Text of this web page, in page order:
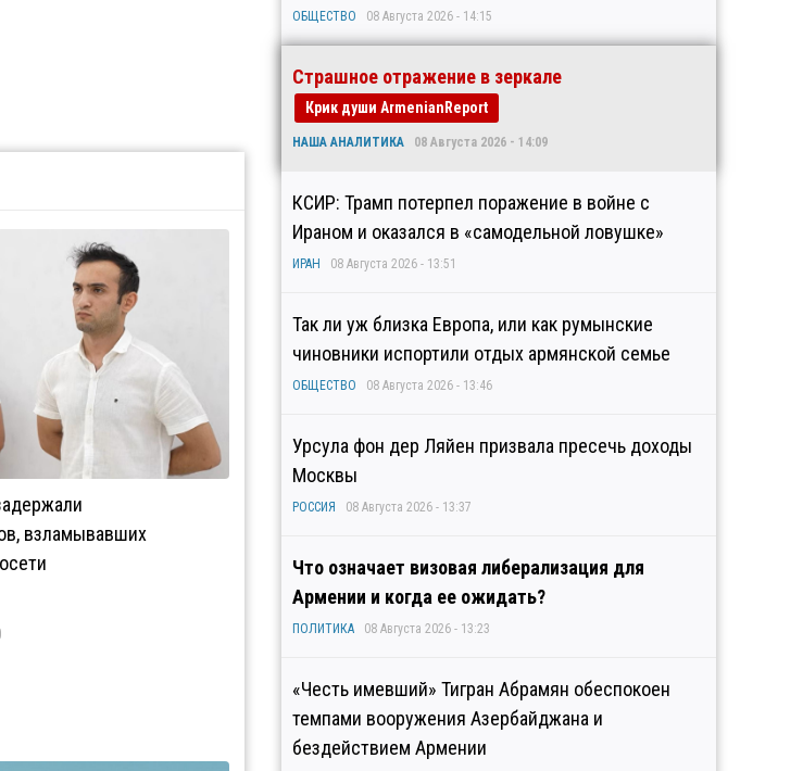
взламывавших
ОБЩЕСТВО 08 Августа 2026 - 14:15
Страшное отражение в зеркале
Крик души ArmenianReport
НАША АНАЛИТИКА 08 Августа 2026 - 14:09
КСИР: Трамп потерпел поражение в войне с
Ираном и оказался в «самодельной ловушке»
ИРАН 08 Августа 2026 - 13:51
Так ли уж близка Европа, или как румынские
чиновники испортили отдых армянской семье
ОБЩЕСТВО 08 Августа 2026 - 13:46
Урсула фон дер Ляйен призвала пресечь доходы
Москвы
РОССИЯ 08 Августа 2026 - 13:37
Что означает визовая либерализация для
Армении и когда ее ожидать?
ПОЛИТИКА 08 Августа 2026 - 13:23
«Честь имевший» Тигран Абрамян обеспокоен
темпами вооружения Азербайджана и
бездействием Армении